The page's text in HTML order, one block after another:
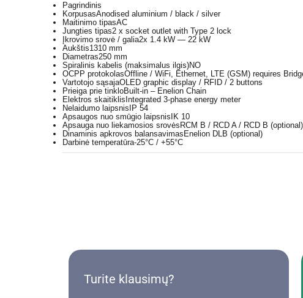
Pagrindinis
KorpusasAnodised aluminium / black / silver
Maitinimo tipasAC
Jungties tipas2 x socket outlet with Type 2 lock
Įkrovimo srovė / galia2x 1.4 kW — 22 kW
Aukštis1310 mm
Diametras250 mm
Spiralinis kabelis (maksimalus ilgis)NO
OCPP protokolasOffline / WiFi, Ethernet, LTE (GSM) requires
Vartotojo sąsajaOLED graphic display / RFID / 2 buttons
Prieiga prie tinkloBuilt-in – Enelion Chain
Elektros skaitiklis Integrated 3-phase energy meter
Nelaidumo laipsnis IP 54
Apsaugos nuo smūgio laipsnis IK 10
Apsauga nuo liekamosios srovės RCM B / RCD A / RCD B (optional)
Dinaminis apkrovos balansavimas Enelion DLB (optional)
Darbinė temperatūra-25°C / +55°C
Turite klausimų?